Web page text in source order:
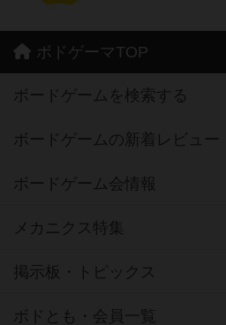
ボドゲーマTOP
ボードゲームを検索する
ボードゲームの新着レビュー
ボードゲーム会情報
メカニクス特集
掲示板・トピックス
ボドとも・会員一覧